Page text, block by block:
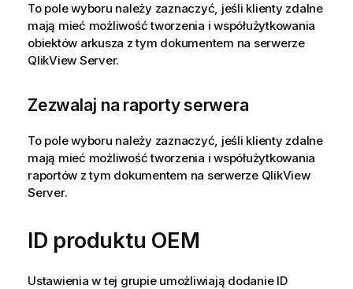
To pole wyboru należy zaznaczyć, jeśli klienty zdalne
mają mieć możliwość tworzenia i współużytkowania
obiektów arkusza z tym dokumentem na serwerze
QlikView Server.
Zezwalaj na raporty serwera
To pole wyboru należy zaznaczyć, jeśli klienty zdalne
mają mieć możliwość tworzenia i współużytkowania
raportów z tym dokumentem na serwerze QlikView
Server.
ID produktu OEM
Ustawienia w tej grupie umożliwiają dodanie ID